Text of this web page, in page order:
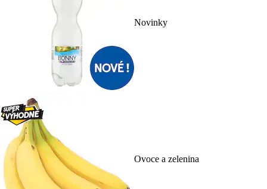
Novinky
Ovoce a zelenina